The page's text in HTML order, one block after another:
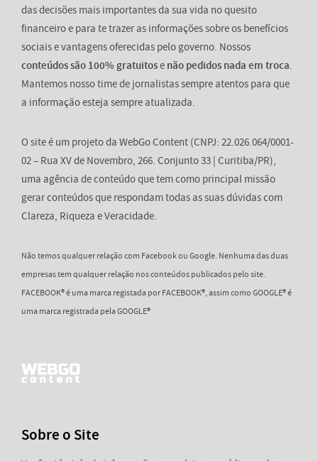
das decisões mais importantes da sua vida no quesito
financeiro e para te trazer as informações sobre os benefícios
sociais e vantagens oferecidas pelo governo. Nossos
conteúdos são 100% gratuitose não pedidos nada em troca.
Mantemos nosso time de jornalistas sempre atentos para que
a informação esteja sempre atualizada.
O site é um projeto da WebGo Content (CNPJ: 22.026.064/0001-
02 – Rua XV de Novembro, 266. Conjunto 33 | Curitiba/PR),
uma agência de conteúdo que tem como principal missão
gerar conteúdos que respondam todas as suas dúvidas com
Clareza, Riqueza e Veracidade.
Não temos qualquer relação com Facebook ou Google. Nenhuma das duas
empresas tem qualquer relação nos conteúdos publicados pelo site.
FACEBOOK® é uma marca registada por FACEBOOK®, assim como GOOGLE® é
uma marca registrada pela GOOGLE®
Sobre o Site